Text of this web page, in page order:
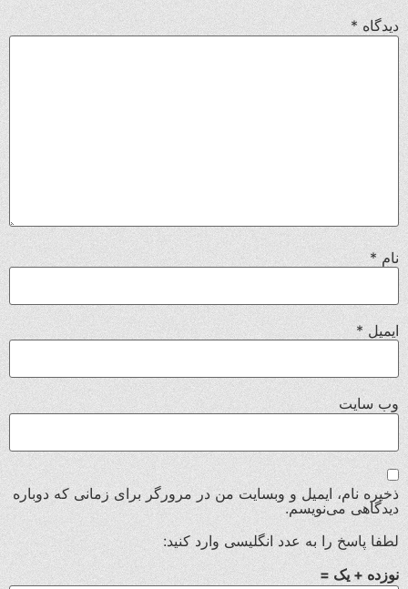
دیدگاه *
نام *
ایمیل*
وب‌ سایت
ذخیره نام، ایمیل و وبسایت من در مرورگر برای زمانی که دوباره
دیدگاهی می‌نویسم.
لطفا پاسخ را به عدد انگلیسی وارد کنید:
نوزده + یک =